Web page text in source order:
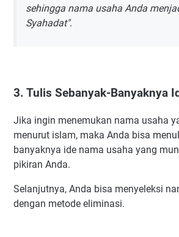
43. Nama Usaha Yang Bagus
Diawali Huruf D Lainnya
47. Emily
49. Fauzan
50. Faeyza
51. Fai'z
53. Nama Usaha Yang Bagus
Diawali Huruf F Lainnya
sehingga nama usaha Anda
Syahadat".
3. Tulis Sebanyak-Banyaknya
Jika ingin menemukan nama usaha
menurut islam, maka Anda bisa
banyaknya ide nama usaha yang
pikiran Anda.
Selanjutnya, Anda bisa menyeleksi
dengan metode eliminasi.